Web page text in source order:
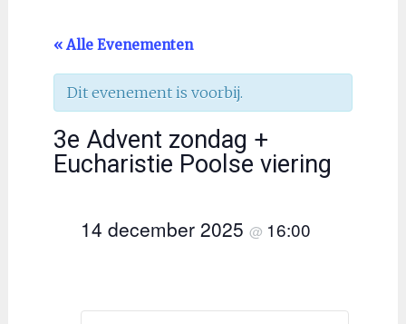
« Alle Evenementen
Dit evenement is voorbij.
3e Advent zondag +
Eucharistie Poolse viering
14 december 2025 @ 16:00